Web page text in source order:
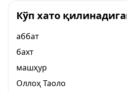
Кўп хато
аббат
бахт
машҳур
Оллоҳ Таоло